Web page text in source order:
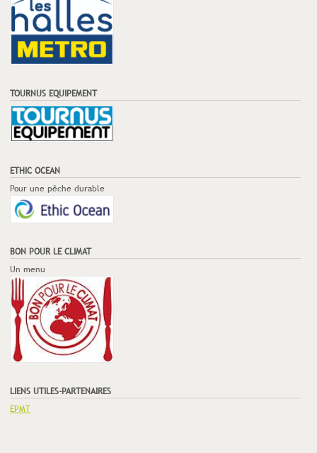
TOURNUS EQUIPEMENT
ETHIC OCEAN
Pour une pêche durable
BON POUR LE CLIMAT
Un menu
LIENS UTILES-PARTENAIRES
EPMT